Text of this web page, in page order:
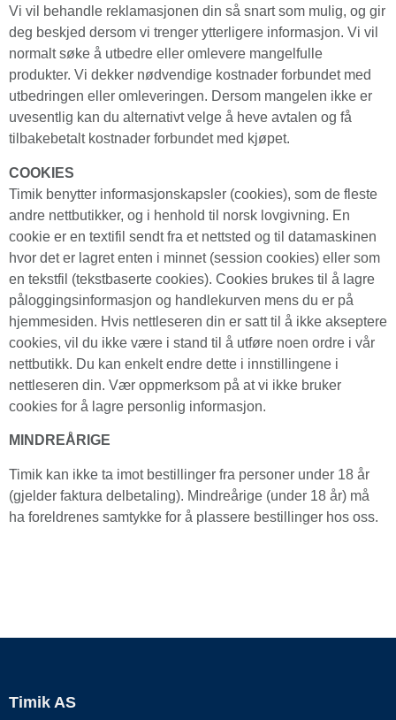
Vi vil behandle reklamasjonen din så snart som mulig, og gir
deg beskjed dersom vi trenger ytterligere informasjon. Vi vil
normalt søke å utbedre eller omlevere mangelfulle
produkter. Vi dekker nødvendige kostnader forbundet med
utbedringen eller omleveringen. Dersom mangelen ikke er
uvesentlig kan du alternativt velge å heve avtalen og få
tilbakebetalt kostnader forbundet med kjøpet.
COOKIES
Timik benytter informasjonskapsler (cookies), som de fleste
andre nettbutikker, og i henhold til norsk lovgivning. En
cookie er en textifil sendt fra et nettsted og til datamaskinen
hvor det er lagret enten i minnet (session cookies) eller som
en tekstfil (tekstbaserte cookies). Cookies brukes til å lagre
påloggingsinformasjon og handlekurven mens du er på
hjemmesiden. Hvis nettleseren din er satt til å ikke akseptere
cookies, vil du ikke være i stand til å utføre noen ordre i vår
nettbutikk. Du kan enkelt endre dette i innstillingene i
nettleseren din. Vær oppmerksom på at vi ikke bruker
cookies for å lagre personlig informasjon.
MINDREÅRIGE
Timik kan ikke ta imot bestillinger fra personer under 18 år
(gjelder faktura delbetaling). Mindreårige (under 18 år) må
ha foreldrenes samtykke for å plassere bestillinger hos oss.
Timik AS